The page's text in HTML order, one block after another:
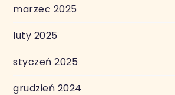
marzec 2025
luty 2025
styczeń 2025
grudzień 2024